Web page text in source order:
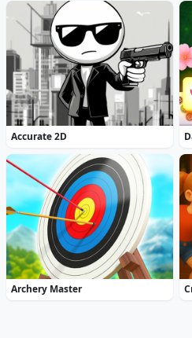
Accurate 2D
Archery Master